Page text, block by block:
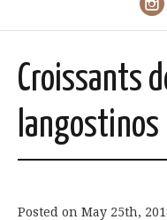
Croissants
langostinos
Posted on May 25th,